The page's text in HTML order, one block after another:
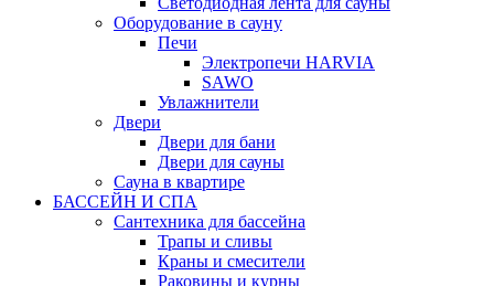
Оборудование в сауну
Печи
Электропечи HARVIA
SAWO
Увлажнители
Двери
Двери для бани
Двери для сауны
Сауна в квартире
БАССЕЙН И СПА
Сантехника для бассейна
Трапы и сливы
Краны и смесители
Раковины и курны